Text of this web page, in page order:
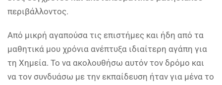
περιβάλλοντος.
Από μικρή αγαπούσα τις επιστήμες και ήδη από τα
μαθητικά μου χρόνια ανέπτυξα ιδιαίτερη αγάπη για
τη Χημεία. Το να ακολουθήσω αυτόν τον δρόμο και
να τον συνδυάσω με την εκπαίδευση ήταν για μένα το